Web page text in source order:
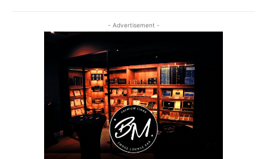
- Advertisement -